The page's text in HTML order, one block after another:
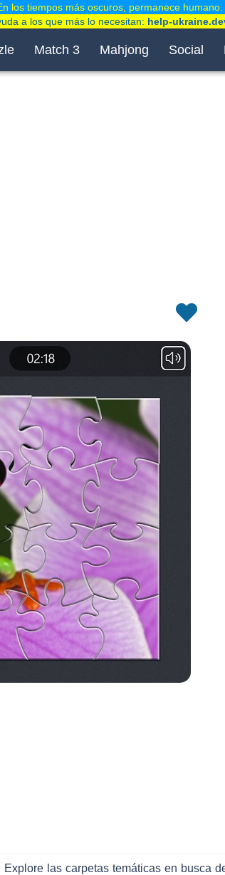
Match 3 Mahjong Social
las carpetas temáticas en busca
los tiempos más oscuros, permanece humano.
a los que más lo necesitan: help-